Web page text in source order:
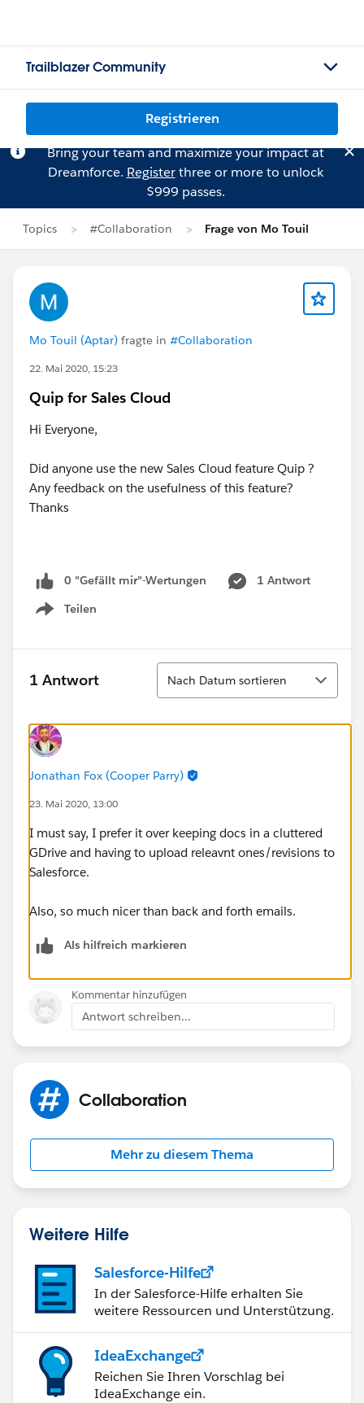
Trailblazer Community
Registrieren
Bring your team and maximize your impact at
Dreamforce. Registerthree or more to unlock
$999 passes.
Topics #Collaboration Frage von Mo Touil
Mo Touil (Aptar) fragte in #Collaboration
22. Mai 2020, 15:23
Quip for Sales Cloud
Hi Everyone,
Did anyone use the new Sales Cloud feature Quip ?
Any feedback on the usefulness of this feature?
Thanks
0 "Gefällt mir"-Wertungen
1 Antwort
Teilen
Show menu
1 Antwort
Sortieren
Nach Datum sortieren
Jonathan Fox (Cooper Parry)
23. Mai 2020, 13:00
I must say, I prefer it over keeping docs in a cluttered
GDrive and having to upload releavnt ones/revisions to
Salesforce.
Also, so much nicer than back and forth emails.
Als hilfreich markieren
Kommentar hinzufügen
Antwort schreiben...
Collaboration
Mehr zu diesem Thema
Weitere Hilfe
Salesforce-Hilfe
In der Salesforce-Hilfe erhalten Sie
weitere Ressourcen und Unterstützung.
IdeaExchange
Reichen Sie Ihren Vorschlag bei
IdeaExchange ein.